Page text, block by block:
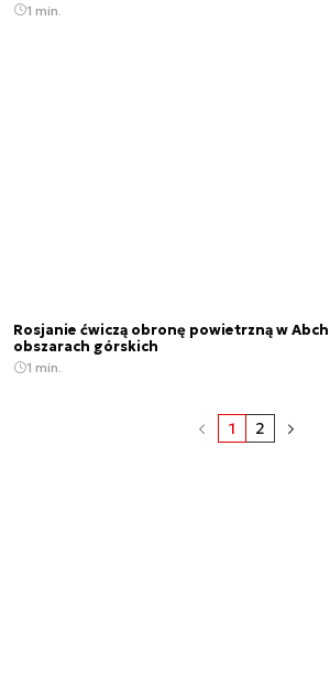
1 min.
Rosjanie ćwiczą obronę powietrzną w
obszarach górskich
1 min.
1 2